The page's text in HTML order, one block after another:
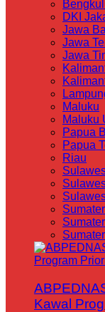
DKI
Jawa
Jawa
Jawa
Maluku
Maluku
Papua
Papua
Riau
Kawal